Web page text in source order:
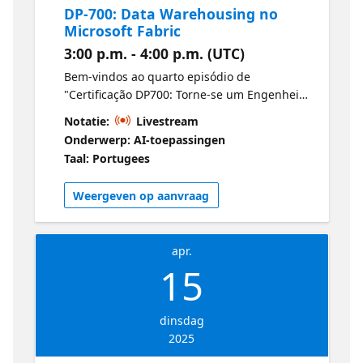
DP-700: Data Warehousing no
Microsoft Fabric
3:00 p.m. - 4:00 p.m. (UTC)
Bem-vindos ao quarto episódio de
"Certificação DP700: Torne-se um Engenheiro
de Dados do Fabric". Entenda o data
warehousing no Fabric aprendendo como
carregar dados, executar consultas
otimizadas, monitorar o desempenho e
proteger seu warehouse. Esta sessão se
concentra em técnicas práticas para
gerenciar dados em larga escala de forma
eficiente. Microsoft Certified: Fabric Data
Notatie:
Livestream
Onderwerp: AI-toepassingen
Taal: Portugees
Weergeven op aanvraag
apr.
15
dinsdag
2025